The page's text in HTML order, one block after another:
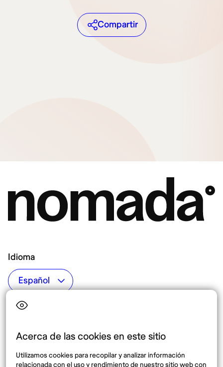
Acerca de las cookies en este sitio
Utilizamos cookies para recopilar y analizar información
relacionada con el uso y rendimiento de nuestro sitio web con
Compartir
Idioma
Top destinos
México
España
Destinos